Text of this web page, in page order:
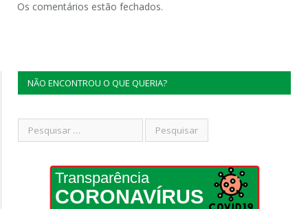
Os comentários estão fechados.
NÃO ENCONTROU O QUE QUERIA?
Transparência
CORONAVÍRUS